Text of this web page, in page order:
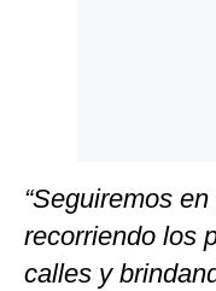
“Seguiremos
recorriendo los
calles y